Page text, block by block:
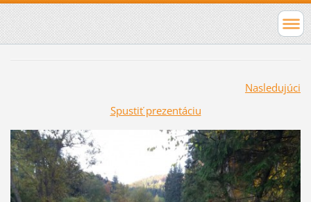
Nasledujúci
Spustiť prezentáciu